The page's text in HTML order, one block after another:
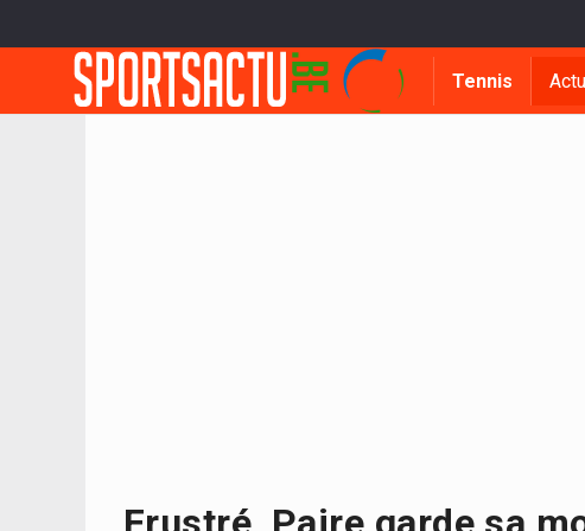
Tennis